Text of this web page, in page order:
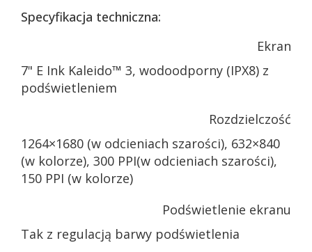
Specyfikacja techniczna:
Ekran
7" E Ink Kaleido™ 3, wodoodporny (IPX8) z
podświetleniem
Rozdzielczość
1264×1680 (w odcieniach szarości), 632×840
(w kolorze), 300 PPI(w odcieniach szarości),
150 PPI (w kolorze)
Podświetlenie ekranu
Tak z regulacją barwy podświetlenia